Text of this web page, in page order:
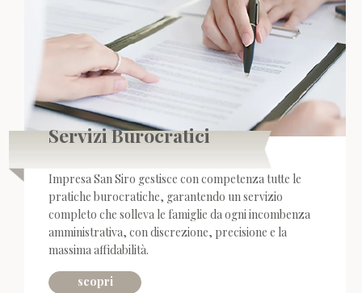
Servizi Burocratici
Impresa San Siro gestisce con competenza tutte le
pratiche burocratiche, garantendo un servizio
completo che solleva le famiglie da ogni incombenza
amministrativa, con discrezione, precisione e la
massima affidabilità.
scopri